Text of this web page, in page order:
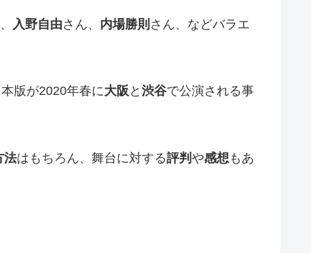
入野自由さん、 内場勝則 さん、などバラエ
版が2020年春に大阪 と 渋谷で公演される事
法はもちろん、舞台に対する評判 や感想 もあ